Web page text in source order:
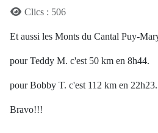
Clics : 506
Et aussi les Monts du Cantal Puy-
pour Teddy M. c'est 50 km en 8h44.
pour Bobby T. c'est 112 km en 22h23.
Bravo!!!